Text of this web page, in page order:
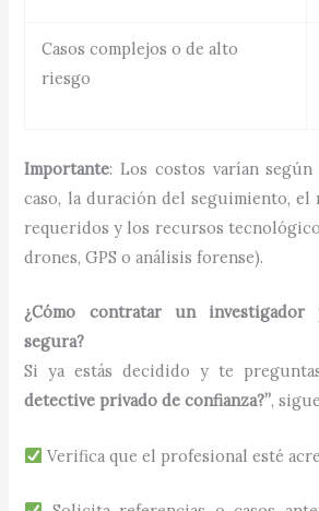
Casos complejos o de alto
riesgo
Importante: Los costos varían
caso, la duración del seguimiento, el
requeridos y los recursos
drones, GPS o análisis forense).
¿Cómo contratar un investigador
segura?
Si ya estás decidido y te
detective privado de confianza?”,
Verifica que el profesional esté